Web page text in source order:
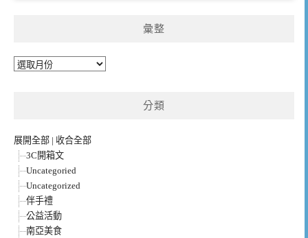
彙整
彙
分類
展開全部 | 收合全部
3C開箱文
Uncategoried
Uncategorized
伴手禮
公益活動
南亞美食